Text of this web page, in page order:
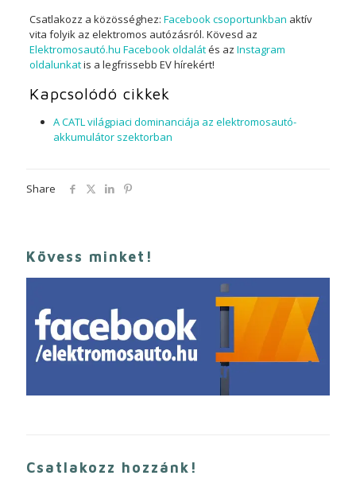
Csatlakozz a közösséghez: Facebook csoportunkban aktív
vita folyik az elektromos autózásról. Kövesd az
Elektromosautó.hu Facebook oldalátés az Instagram
oldalunkatis a legfrissebb EV hírekért!
Kapcsolódó cikkek
A CATL világpiaci dominanciája az elektromosautó-
akkumulátor szektorban
Share
Kövess minket!
Csatlakozz hozzánk!